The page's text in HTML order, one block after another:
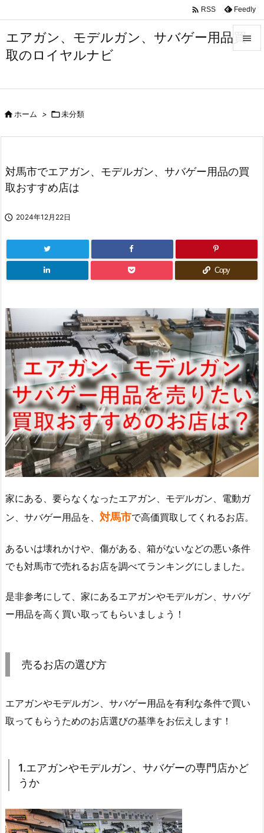
エアガン、モデルガン、サバゲー用品買
取のロイヤルナビ


前へ
次へ
 RSS Feedly
ホーム > 未分類
対馬市でエアガン、モデルガン、サバゲー用品の買
取おすすめ店は
 2024年12月22日
Copy
家にある、要らなくなったエアガン、モデルガン、電動ガ
ン、サバゲー用品を、 対馬市で高価買取してくれるお店。
あるいは壊れかけや、傷がある、箱がないなどの悪い条件
でも対馬市で売れるお店を調べてランキングにしました。
是非参考にして、家にあるエアガンやモデルガン、サバゲ
ー用品を高く買い取ってもらいましょう！
売るお店の選び方
エアガンやモデルガン、サバゲー用品を有利な条件で買い
取ってもらうためのお店選びの基準をお伝えします！
1.エアガンやモデルガン、サバゲーの専門店かど
うか